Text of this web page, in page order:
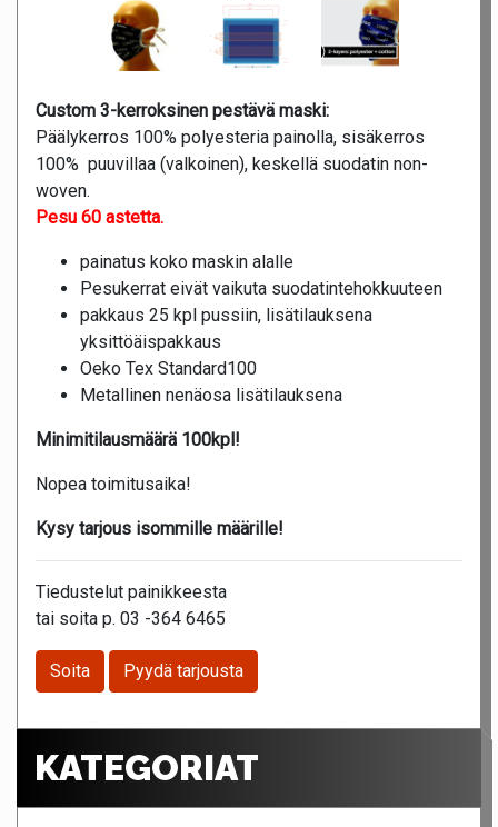
Custom 3-kerroksinen pestävä maski:
Päälykerros 100% polyesteria painolla, sisäkerros
100% puuvillaa (valkoinen), keskellä suodatin non-
woven.
Pesu 60 astetta.
painatus koko maskin alalle
Pesukerrat eivät vaikuta suodatintehokkuuteen
pakkaus 25 kpl pussiin, lisätilauksena
yksittöäispakkaus
Oeko Tex Standard100
Metallinen nenäosa lisätilauksena
Minimitilausmäärä 100kpl!
Nopea toimitusaika!
Kysy tarjous isommille määrille!
Tiedustelut painikkeesta
tai soita p. 03 -364 6465
Soita Pyydä tarjousta
KATEGORIAT